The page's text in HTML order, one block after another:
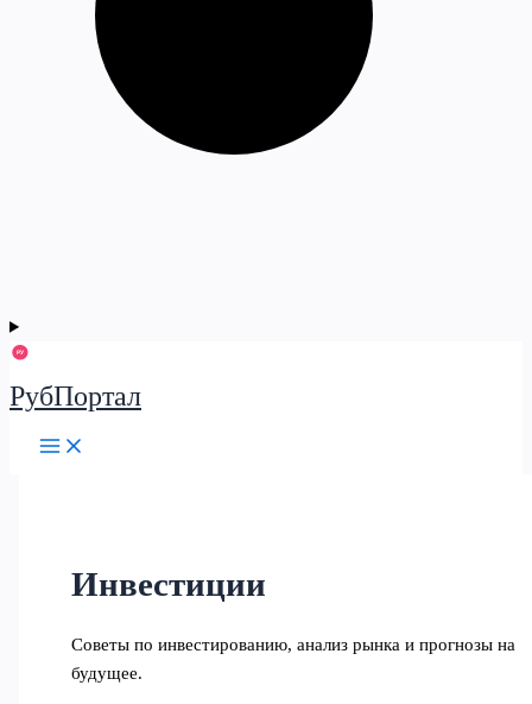
РубПортал
Инвестиции
Советы по инвестированию, анализ рынка и прогнозы на
будущее.